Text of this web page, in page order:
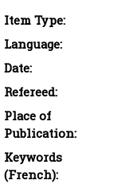
Item Type:
Language:
Date:
Refereed:
Place of
Publication:
Keywords
(French):